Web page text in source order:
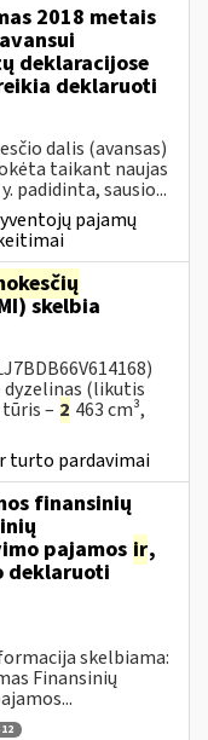
2018 metais
deklaracijose
deklaruoti
dalis (avansas)
taikant naujas
padidinta, sausio...
pajamų
skelbia
dyzelinas (likutis
– 2 463 cm³,
turto pardavimai
finansinių
pajamos ir,
deklaruoti
skelbiama:
Finansinių